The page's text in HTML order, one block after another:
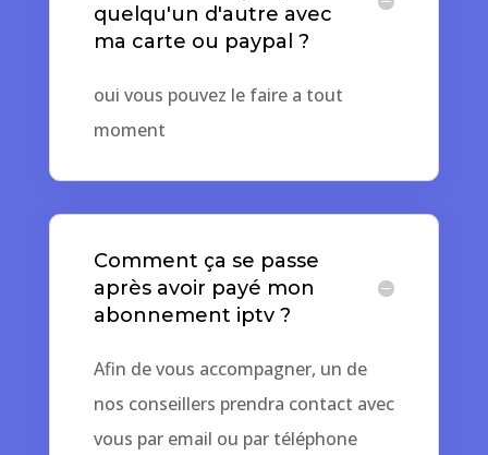
quelqu'un d'autre avec
ma carte ou paypal ?
oui vous pouvez le faire a tout
moment
Comment ça se passe
après avoir payé mon
abonnement iptv ?
Afin de vous accompagner, un de
nos conseillers prendra contact avec
vous par email ou par téléphone